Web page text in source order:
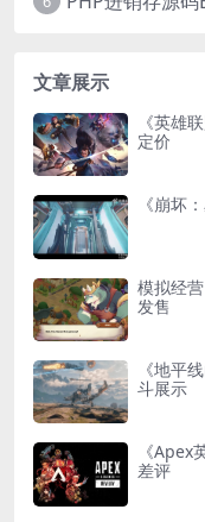
文章展示
《英雄
定价
《崩坏
模拟经
发售
《地平
斗展示
《Apex
差评